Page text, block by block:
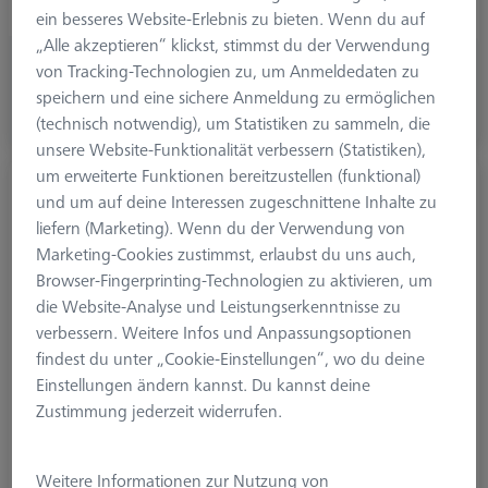
Ø 2. Schaft (DSE)
0.4 mm
CHF 160.00
zzgl. USt.
In Kürze Verfügbar
L-Taster Würfel M3 XXT, DK0,6 L5
626103-0060-418
ein besseres Website-Erlebnis zu bieten. Wenn du auf
„Alle akzeptieren“ klickst, stimmst du der Verwendung
von Tracking-Technologien zu, um Anmeldedaten zu
speichern und eine sichere Anmeldung zu ermöglichen
(technisch notwendig), um Statistiken zu sammeln, die
unsere Website-Funktionalität verbessern (Statistiken),
um erweiterte Funktionen bereitzustellen (funktional)
und um auf deine Interessen zugeschnittene Inhalte zu
liefern (Marketing). Wenn du der Verwendung von
Marketing-Cookies zustimmst, erlaubst du uns auch,
Browser-Fingerprinting-Technologien zu aktivieren, um
die Website-Analyse und Leistungserkenntnisse zu
verbessern. Weitere Infos und Anpassungsoptionen
findest du unter „Cookie-Einstellungen“, wo du deine
Einstellungen ändern kannst. Du kannst deine
Zustimmung jederzeit widerrufen.
Weitere Informationen zur Nutzung von